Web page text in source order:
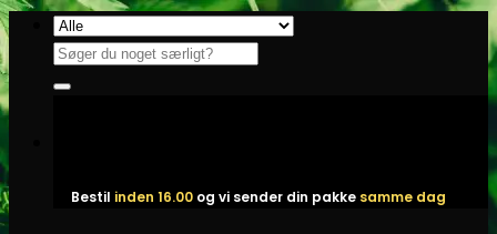
Fortsæt
indhold
Søg
efter:
Bestil inden 16.00 og vi sender din pakke samme dag